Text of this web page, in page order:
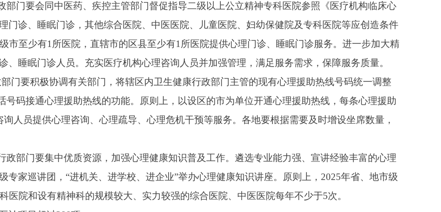
中优质资源，加强心理健康知识普及工作。遴选专业能力强、宣讲经验丰富的心理
，“进机关、进学校、进企业”举办心理健康知识讲座。原则上，2025年省、地市级
精神科的规模较大、实力较强的综合医院、中医医院每年不少于5次。
200项
全覆盖，同时扩大室间质评覆盖面，推动质控工作向县（区）延伸。推广“分布式
检验同质化管理基础上，有序扩大互认机构和区域范围，逐步实现地市内互认。建
例明显低于平均水平的，要查找原因，督促改进。
对互认工作的理解和支持，既要积极推进互认工作，又要充分尊重医师决策权。二
新增普惠性托位66万个